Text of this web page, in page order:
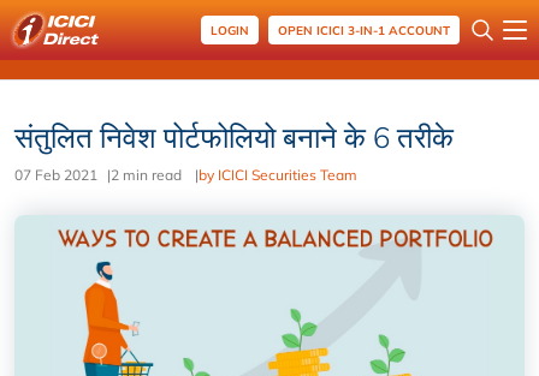
LOGIN OPEN ICICI 3-IN-1 ACCOUNT
संतुलित निवेश पोर्टफोलियो बनाने के 6 तरीके
07 Feb 2021 |2 min read |by ICICI Securities Team